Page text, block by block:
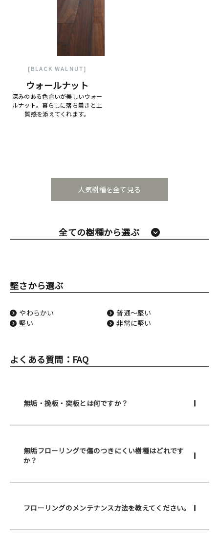
[BLACK WALNUT]
ウォールナット
深みのある色合いが美しいウォー
ルナット。暮らしに落ち着きと上
質感を添えてくれます。
人気樹種を全て見る
全ての樹種から選ぶ
堅さから選ぶ
やわらかい
普通〜堅い
堅い
非常に堅い
よくある質問：FAQ
無垢・挽板・突板とは何ですか？
無垢フローリングで傷のつきにくい樹種はどれです
か？
フローリングのメンテナンス方法を教えてください。